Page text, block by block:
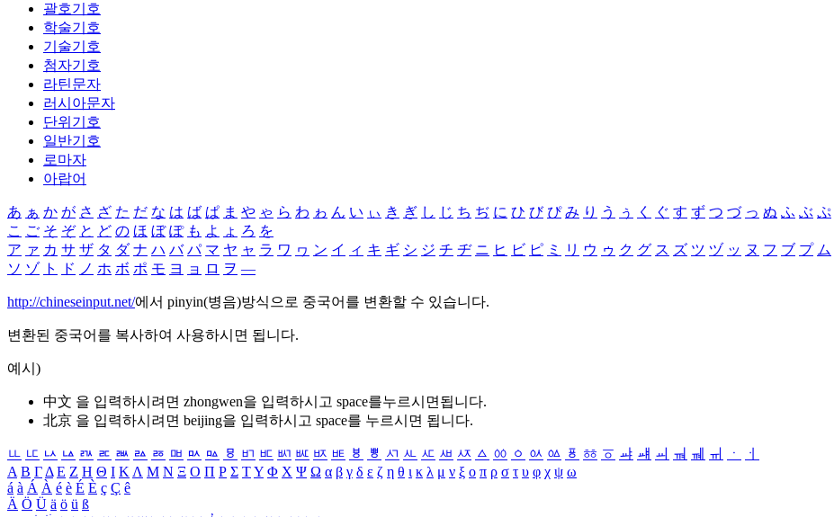
괄호기호
학술기호
기술기호
첨자기호
라틴문자
러시아문자
단위기호
일반기호
로마자
아랍어
あ ぁ か が さ ざ た だ な は ば ぱ ま や ゃ ら わ ゎ ん い ぃ き ぎ し じ ち ぢ に ひ び ぴ み り う ぅ く ぐ す ず つ づ っ ぬ ふ ぶ ぷ
こ ご そ ぞ と ど の ほ ぼ ぽ も よ ょ ろ を
ア ァ カ サ ザ タ ダ ナ ハ バ パ マ ヤ ャ ラ ワ ヮ ン イ ィ キ ギ シ ジ チ ヂ ニ ヒ ビ ピ ミ リ ウ ゥ ク グ ス ズ ツ ヅ ッ ヌ フ ブ プ ム
ソ ゾ ト ド ノ ホ ボ ポ モ ヨ ョ ロ ヲ ―
http://chineseinput.net/에서 pinyin(병음)방식으로 중국어를 변환할 수 있습니다.
변환된 중국어를 복사하여 사용하시면 됩니다.
예시)
中文 을 입력하시려면 zhongwen을 입력하시고 space를누르시면됩니다.
北京 을 입력하시려면 beijing을 입력하시고 space를 누르시면 됩니다.
ㅥ ㅦ ㅧ ㅨ ㅩ ㅪ ㅫ ㅬ ㅭ ㅮ ㅯ ㅰ ㅱ ㅲ ㅳ ㅴ ㅵ ㅶ ㅷ ㅸ ㅹ ㅺ ㅻ ㅼ ㅽ ㅾ ㅿ ㆀ ㆁ ㆂ ㆃ ㆄ ㆅ ㆆ ㆇ ㆈ ㆉ ㆊ ㆋ ㆌ ㆍ
ㆎ
Α Β ΓΔ Ε Ζ Η Θ Ι ΚΛ Μ Ν Ξ Ο Π Ρ Σ ΤΥ Φ Χ Ψ Ω α β γ δ ε ζ η θ ι κ λ μ ν ξ ο π ρ σ τ υ φ χ ψ ω
á à Á À é è É È ç Ç ê
Ä Ö Ü ä ö ü ß